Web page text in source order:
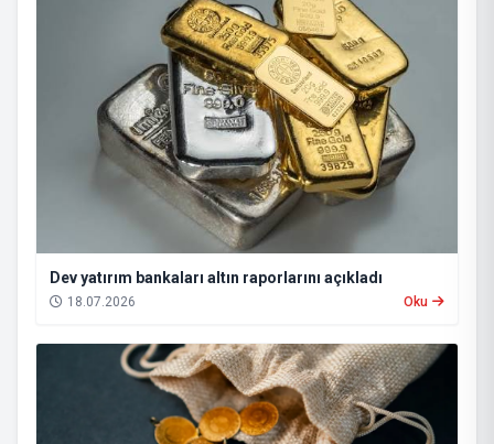
Dev yatırım bankaları altın raporlarını açıkladı
18.07.2026 Oku